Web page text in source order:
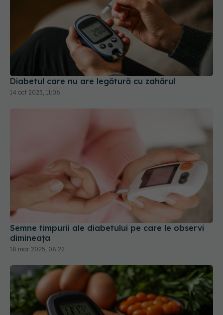
Diabetul care nu are legătură cu zahărul
14 oct 2025, 11:06
Semne timpurii ale diabetului pe care le observi
dimineața
18 mar 2025, 08:22